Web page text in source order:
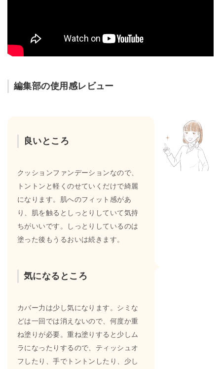
編集部の使用感レビュー
良いところ
クッションファンデーションなので、
トントンと軽くのせていくだけで綺麗
になります。肌へのフィット感があ
り、肌を触るとしっとりしていて気持
ちがいいです。しっとりしているのは
塗った後もうるおいは続きます。
気になるところ
カバー力は少し気になります。シミな
どは一回では消えないので、何度か重
ね塗りが必要。重ね塗りすると少しム
ラになったりするので、ティッシュオ
フしたり、手でトントンしたり、少し